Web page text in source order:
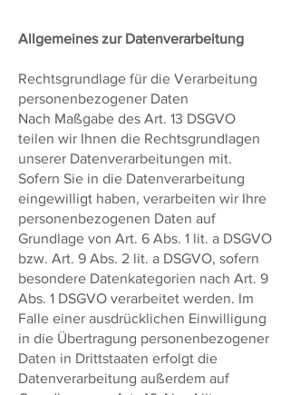
Allgemeines zur Datenverarbeitung
Rechtsgrundlage für die Verarbeitung
personenbezogener Daten
Nach Maßgabe des Art. 13 DSGVO
teilen wir Ihnen die Rechtsgrundlagen
unserer Datenverarbeitungen mit.
Sofern Sie in die Datenverarbeitung
eingewilligt haben, verarbeiten wir Ihre
personenbezogenen Daten auf
Grundlage von Art. 6 Abs. 1 lit. a DSGVO
bzw. Art. 9 Abs. 2 lit. a DSGVO, sofern
besondere Datenkategorien nach Art. 9
Abs. 1 DSGVO verarbeitet werden. Im
Falle einer ausdrücklichen Einwilligung
in die Übertragung personenbezogener
Daten in Drittstaaten erfolgt die
Datenverarbeitung außerdem auf